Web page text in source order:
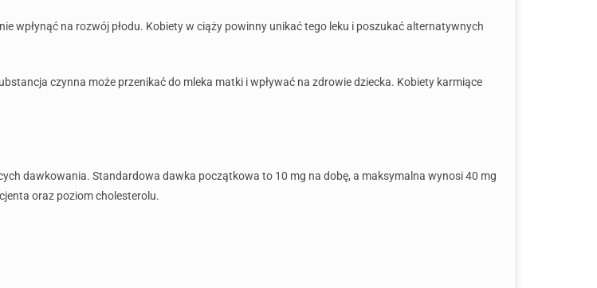
wpłynąć na rozwój płodu. Kobiety w ciąży powinny unikać tego leku i poszukać alternatywnych
czynna może przenikać do mleka matki i wpływać na zdrowie dziecka. Kobiety karmiące
dawkowania. Standardowa dawka początkowa to 10 mg na dobę, a maksymalna wynosi 40 mg
oraz poziom cholesterolu.